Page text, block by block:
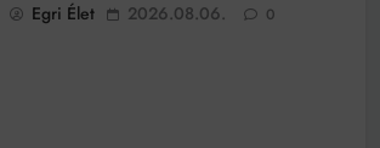
Egri Élet 2026.08.06. 0